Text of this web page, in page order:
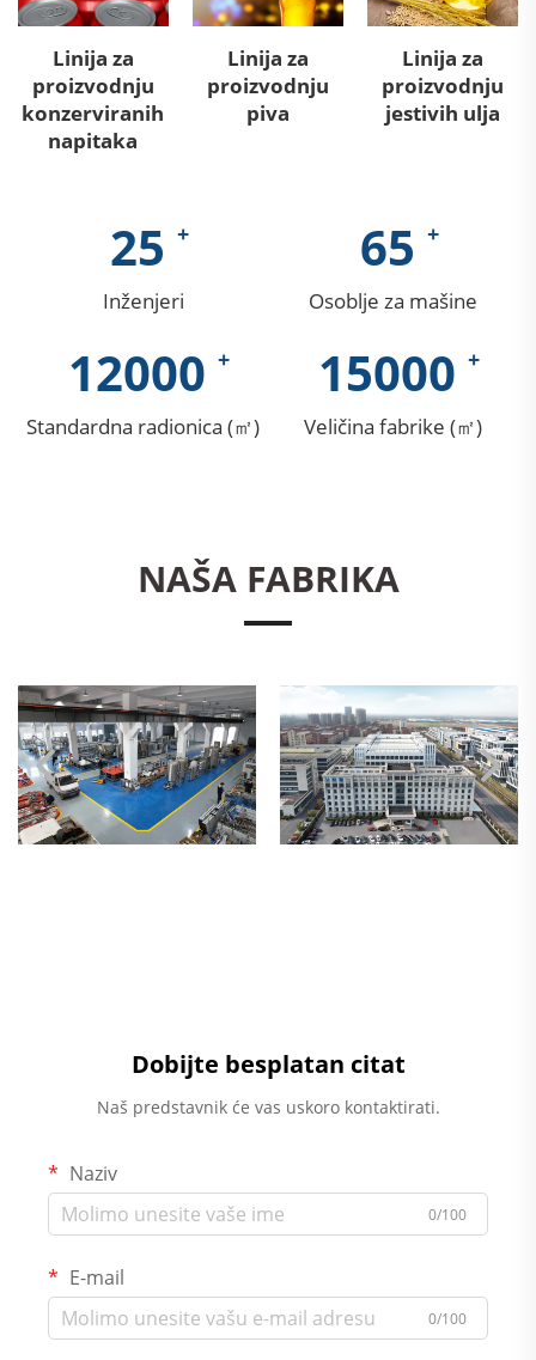
Linija za
proizvodnju
konzerviranih
napitaka
Linija za
proizvodnju
piva
Linija za
proizvodnju
jestivih ulja
25
Inženjeri
65
Osoblje za mašine
12000
Standardna radionica (㎡)
15000
Veličina fabrike (㎡)
NAŠA FABRIKA
Dobijte besplatan citat
Naš predstavnik će vas uskoro kontaktirati.
Naziv
0/100
E-mail
0/100